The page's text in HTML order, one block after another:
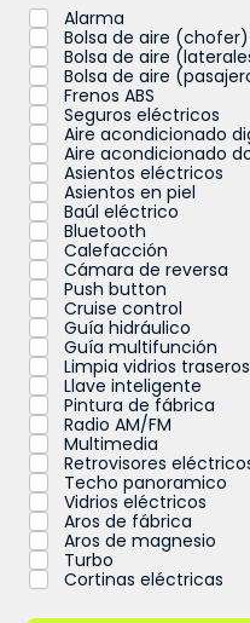
Alarma
Bolsa de aire (chofer)
Bolsa de aire
Bolsa de aire
Frenos ABS
Seguros eléctricos
Aire acondicionado
Aire acondicionado
Asientos eléctricos
Asientos en piel
Baúl eléctrico
Bluetooth
Calefacción
Cámara de reversa
Push button
Cruise control
Guía hidráulico
Guía multifunción
Limpia vidrios traseros
Llave inteligente
Pintura de fábrica
Radio AM/FM
Multimedia
Retrovisores
Techo panoramico
Vidrios eléctricos
Aros de fábrica
Aros de magnesio
Turbo
Cortinas eléctricas